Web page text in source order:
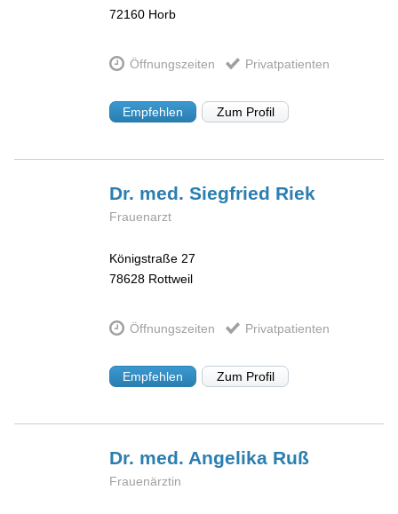
72160 Horb
Öffnungszeiten Privatpatienten
Empfehlen Zum Profil
Dr. med. Siegfried Riek
Frauenarzt
Königstraße 27
78628 Rottweil
Öffnungszeiten Privatpatienten
Empfehlen Zum Profil
Dr. med. Angelika Ruß
Frauenärztin